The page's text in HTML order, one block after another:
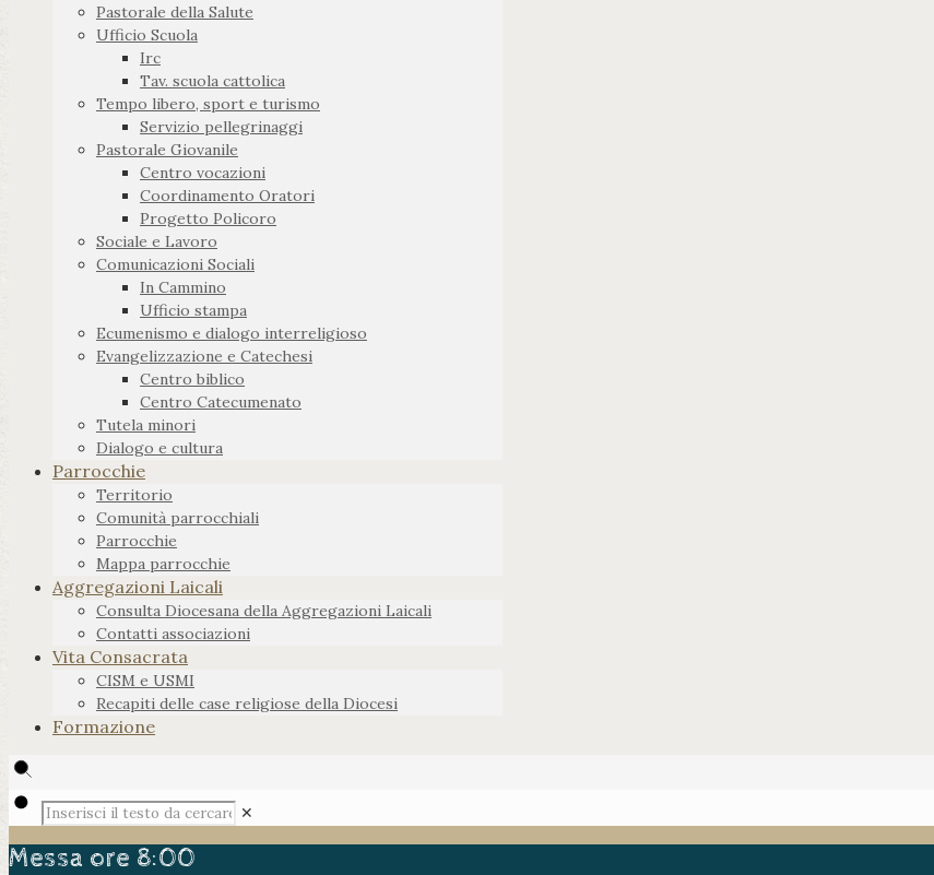
Pastorale della Salute
Ufficio Scuola
Irc
Tav. scuola cattolica
Tempo libero, sport e turismo
Servizio pellegrinaggi
Pastorale Giovanile
Centro vocazioni
Coordinamento Oratori
Progetto Policoro
Sociale e Lavoro
Comunicazioni Sociali
In Cammino
Ufficio stampa
Ecumenismo e dialogo interreligioso
Evangelizzazione e Catechesi
Centro biblico
Centro Catecumenato
Tutela minori
Dialogo e cultura
Parrocchie
Territorio
Comunità parrocchiali
Parrocchie
Mappa parrocchie
Aggregazioni Laicali
Consulta Diocesana della Aggregazioni Laicali
Contatti associazioni
Vita Consacrata
CISM e USMI
Recapiti delle case religiose della Diocesi
Formazione
✕
Messa ore 8:00